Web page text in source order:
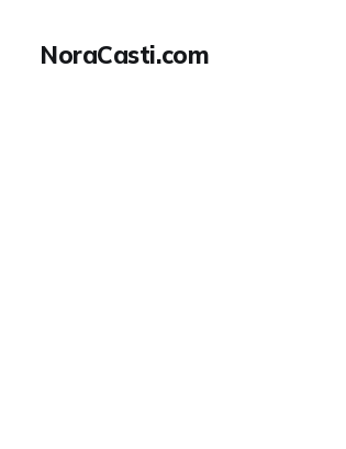
NoraCasti.com